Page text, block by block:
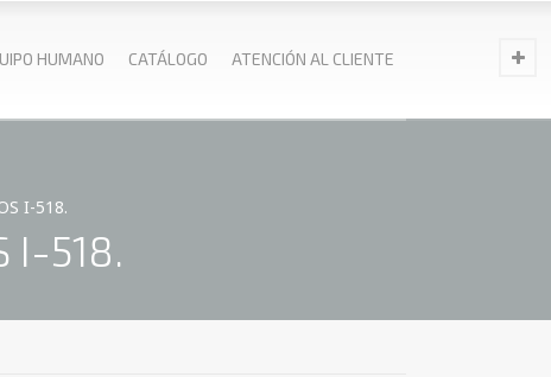
HUMANO CATÁLOGO ATENCIÓN AL CLIENTE
I-518.
I-518.